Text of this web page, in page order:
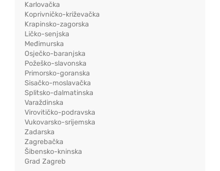
Karlovačka
Koprivničko-križevačka
Krapinsko-zagorska
Ličko-senjska
Međimurska
Osječko-baranjska
Požeško-slavonska
Primorsko-goranska
Sisačko-moslavačka
Splitsko-dalmatinska
Varaždinska
Virovitičko-podravska
Vukovarsko-srijemska
Zadarska
Zagrebačka
Šibensko-kninska
Grad Zagreb